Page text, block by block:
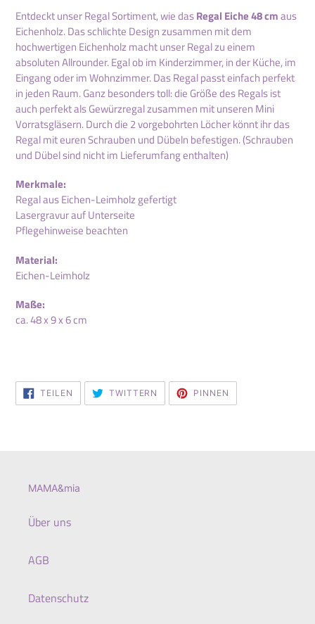
wird
zum
Warenkorb
hinzugefügt
Entdeckt unser Regal Sortiment, wie dasRegal Eiche 48 cmaus
Eichenholz. Das schlichte Design zusammen mit dem
hochwertigen Eichenholz macht unser Regal zu einem
absoluten Allrounder. Egal ob im Kinderzimmer, in der Küche, im
Eingang oder im Wohnzimmer.Das Regal passt einfach perfekt
in jeden Raum. Ganz besonders toll: die Größe des Regals ist
auch perfekt als Gewürzregal zusammen mit unseren Mini
Vorratsgläsern. Durch die 2 vorgebohrten Löcher könnt ihr das
Regal mit euren Schrauben und Dübeln befestigen. (Schrauben
und Dübel sind nicht im Lieferumfang enthalten)
Merkmale:
Regal aus Eichen-Leimholz gefertigt
Lasergravur auf Unterseite
Pflegehinweise beachten
Material:
Eichen-Leimholz
Maße:
ca. 48 x 9 x 6 cm
TEILEN
FACEBOOK
TEILEN
TWITTERN
TWITTER
TWITTERN
PINNEN
PINNEN
MAMA&mia
Über uns
AGB
Datenschutz